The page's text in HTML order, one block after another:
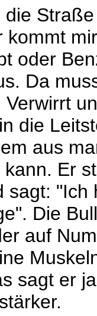
die
kommt
oder
Da
Verwirrt
die
aus
Er
sagt: "Ich
Die
auf
sagt er